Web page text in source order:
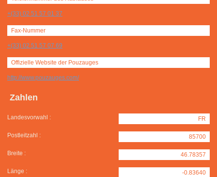
+(33) 02 51 57 01 37
Fax-Nummer
+(33) 02 51 57 07 69
Offizielle Website der Pouzauges
http://www.pouzauges.com/
Zahlen
Landesvorwahl : FR
Postleitzahl : 85700
Breite : 46.78357
Länge : -0.83640